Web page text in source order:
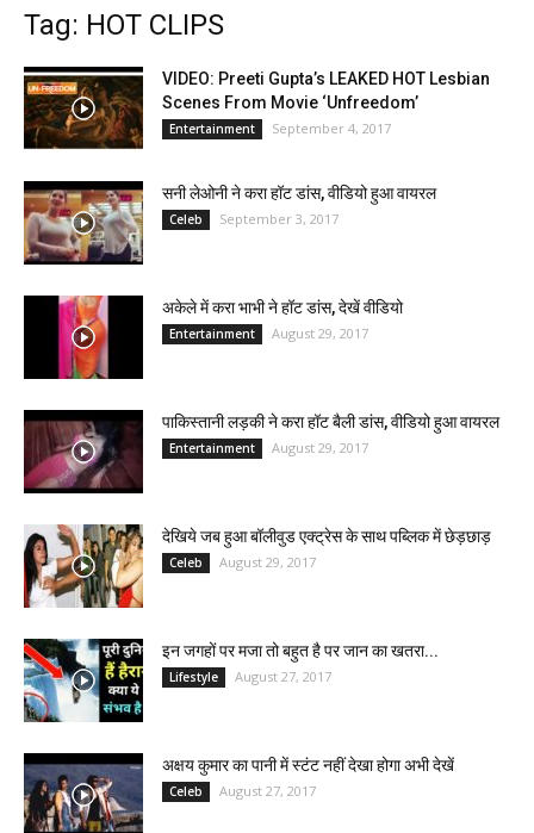
Tag: HOT CLIPS
VIDEO: Preeti Gupta’s LEAKED HOT Lesbian
Scenes From Movie ‘Unfreedom’
Entertainment September 4, 2017
सनी लेओनी ने करा हॉट डांस, वीडियो हुआ वायरल
Celeb September 3, 2017
अकेले में करा भाभी ने हॉट डांस, देखें वीडियो
Entertainment August 29, 2017
पाकिस्तानी लड़की ने करा हॉट बैली डांस, वीडियो हुआ वायरल
Entertainment August 29, 2017
देखिये जब हुआ बॉलीवुड एक्ट्रेस के साथ पब्लिक में छेड़छाड़
Celeb August 29, 2017
इन जगहों पर मजा तो बहुत है पर जान का खतरा...
Lifestyle August 27, 2017
अक्षय कुमार का पानी में स्टंट नहीं देखा होगा अभी देखें
Celeb August 27, 2017